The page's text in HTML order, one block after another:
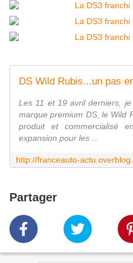
Les 11 et 19 avril derniers,
marque premium DS, le Wild
produit et commercialisé
expansion pour les ...
Partager